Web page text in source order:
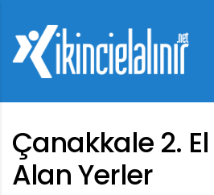
Çanakkale 2.
Alan Yerler